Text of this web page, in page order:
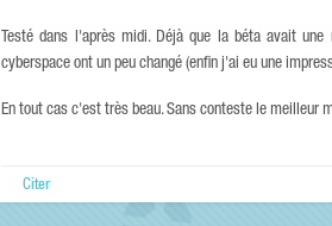
Testé dans l'après midi. Déjà que la béta avait
cyberspace ont un peu changé (enfin j'ai eu une
En tout cas c'est très beau. Sans conteste le meilleur
Citer